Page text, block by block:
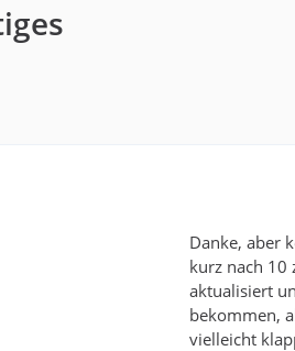
Danke, aber
kurz nach 10
aktualisiert
bekommen,
vielleicht